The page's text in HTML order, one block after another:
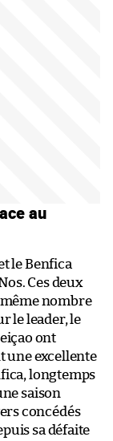
au
le Benfica
Ces deux
nombre
le leader, le
ont
une excellente
longtemps
saison
concédés
sa défaite